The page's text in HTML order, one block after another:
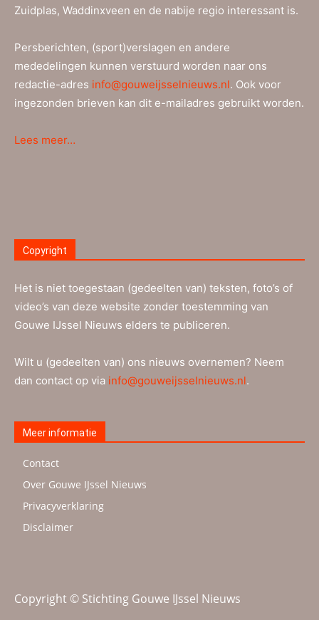
Zuidplas, Waddinxveen en de nabije regio interessant is.
Persberichten, (sport)verslagen en andere
mededelingen kunnen verstuurd worden naar ons
redactie-adres info@gouweijsselnieuws.nl. Ook voor
ingezonden brieven kan dit e-mailadres gebruikt worden.
Lees meer…
Copyright
Het is niet toegestaan (gedeelten van) teksten, foto’s of
video’s van deze website zonder toestemming van
Gouwe IJssel Nieuws elders te publiceren.
Wilt u (gedeelten van) ons nieuws overnemen? Neem
dan contact op via info@gouweijsselnieuws.nl.
Meer informatie
Contact
Over Gouwe IJssel Nieuws
Privacyverklaring
Disclaimer
Copyright © Stichting Gouwe IJssel Nieuws